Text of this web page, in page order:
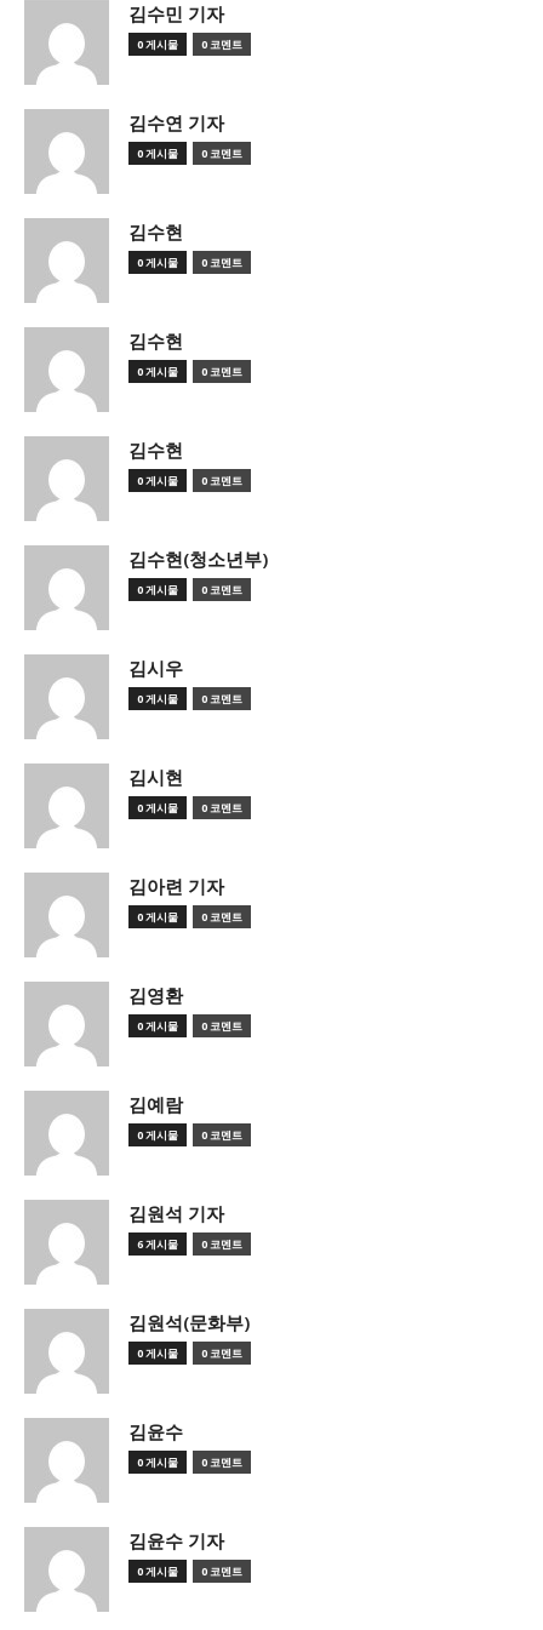
김수민 기자
0 게시물 0 코멘트
김수연 기자
0 게시물 0 코멘트
김수현
0 게시물 0 코멘트
김수현
0 게시물 0 코멘트
김수현
0 게시물 0 코멘트
김수현(청소년부)
0 게시물 0 코멘트
김시우
0 게시물 0 코멘트
김시현
0 게시물 0 코멘트
김아련 기자
0 게시물 0 코멘트
김영환
0 게시물 0 코멘트
김예람
0 게시물 0 코멘트
김원석 기자
6 게시물 0 코멘트
김원석(문화부)
0 게시물 0 코멘트
김윤수
0 게시물 0 코멘트
김윤수 기자
0 게시물 0 코멘트